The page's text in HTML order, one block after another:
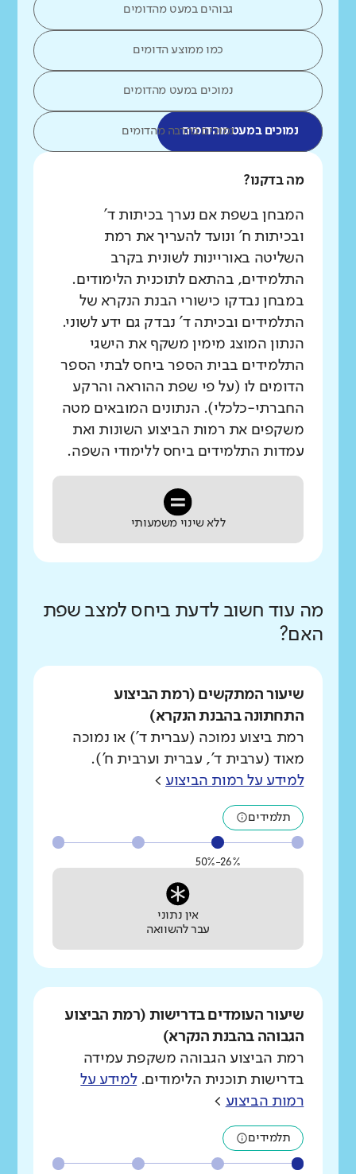
גבוהים במעט מהדומים
כמו ממוצע הדומים
נמוכים במעט מהדומים
נמוכים במעט מהדומיםנמוכים בהרבה מהדומים
מה בדקנו?
המבחן בשפת אם נערך בכיתות ד'
ובכיתות ח' ונועד להעריך את רמת
השליטה באוריינות לשונית בקרב
התלמידים, בהתאם לתוכנית הלימודים.
במבחן נבדקו כישורי הבנת הנקרא של
התלמידים ובכיתה ד' נבדק גם ידע לשוני.
הנתון המוצג מימין משקף את הישגי
התלמידים בבית הספר ביחס לבתי הספר
הדומים לו (על פי שפת ההוראה והרקע
החברתי-כלכלי). הנתונים המובאים מטה
משקפים את רמות הביצוע השונות ואת
עמדות התלמידים ביחס ללימודי השפה.
ללא שינוי משמעותי
מה עוד חשוב לדעת ביחס למצב שפת
האם?
שיעור המתקשים (רמת הביצוע
התחתונה בהבנת הנקרא)
רמת ביצוע נמוכה (עברית ד') או נמוכה
מאוד (ערבית ד', עברית וערבית ח').
למידע על רמות הביצוע >
תלמידים
26%-50%
אין נתוני
עבר להשוואה
שיעור העומדים בדרישות (רמת הביצוע
הגבוהה בהבנת הנקרא)
רמת הביצוע הגבוהה משקפת עמידה
בדרישות תוכנית הלימודים.למידע על
רמות הביצוע >
תלמידים